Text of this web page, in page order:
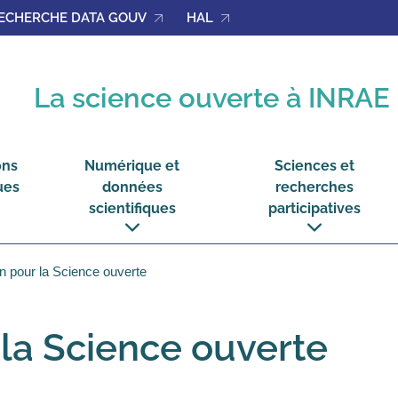
DATA GOUV HAL
La science ouverte à INRAE
Numérique et
données
scientifiques
voir
menu
Numérique
Sciences et
recherches
participatives
voir
pour la Science ouverte
Science ouverte